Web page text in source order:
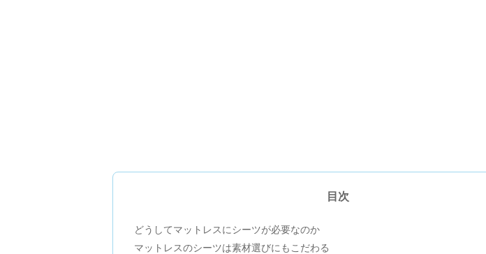
目次
どうしてマットレスにシーツが必要なのか
マットレスのシーツは素材選びにもこだわる